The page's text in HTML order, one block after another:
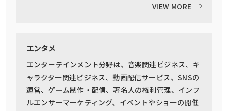
VIEW MORE
エンタメ
エンターテインメント分野は、音楽関連ビジネス、キ
ャラクター関連ビジネス、動画配信サービス、SNSの
運営、ゲーム制作・配信、著名人の権利管理、インフ
ルエンサーマーケティング、イベントやショーの開催